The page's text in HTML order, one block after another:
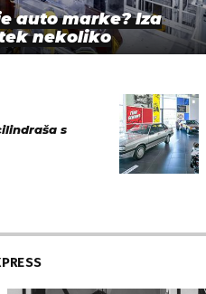
auto marke? Iza
nekoliko
s